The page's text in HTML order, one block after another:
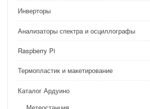
Инверторы
Анализаторы спектра и осциллографы
Raspberry Pi
Термопластик и макетирование
Каталог Ардуино